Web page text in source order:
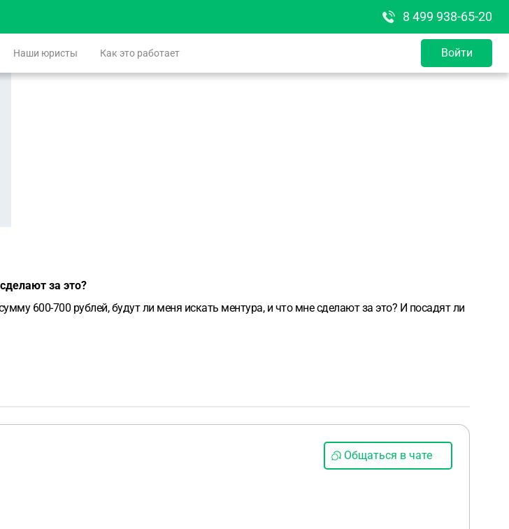
8 499 938-65-20
Наши юристы Как это работает Войти
за это?
600-700 рублей, будут ли меня искать ментура, и что мне сделают за это? И посадят ли
Общаться в чате